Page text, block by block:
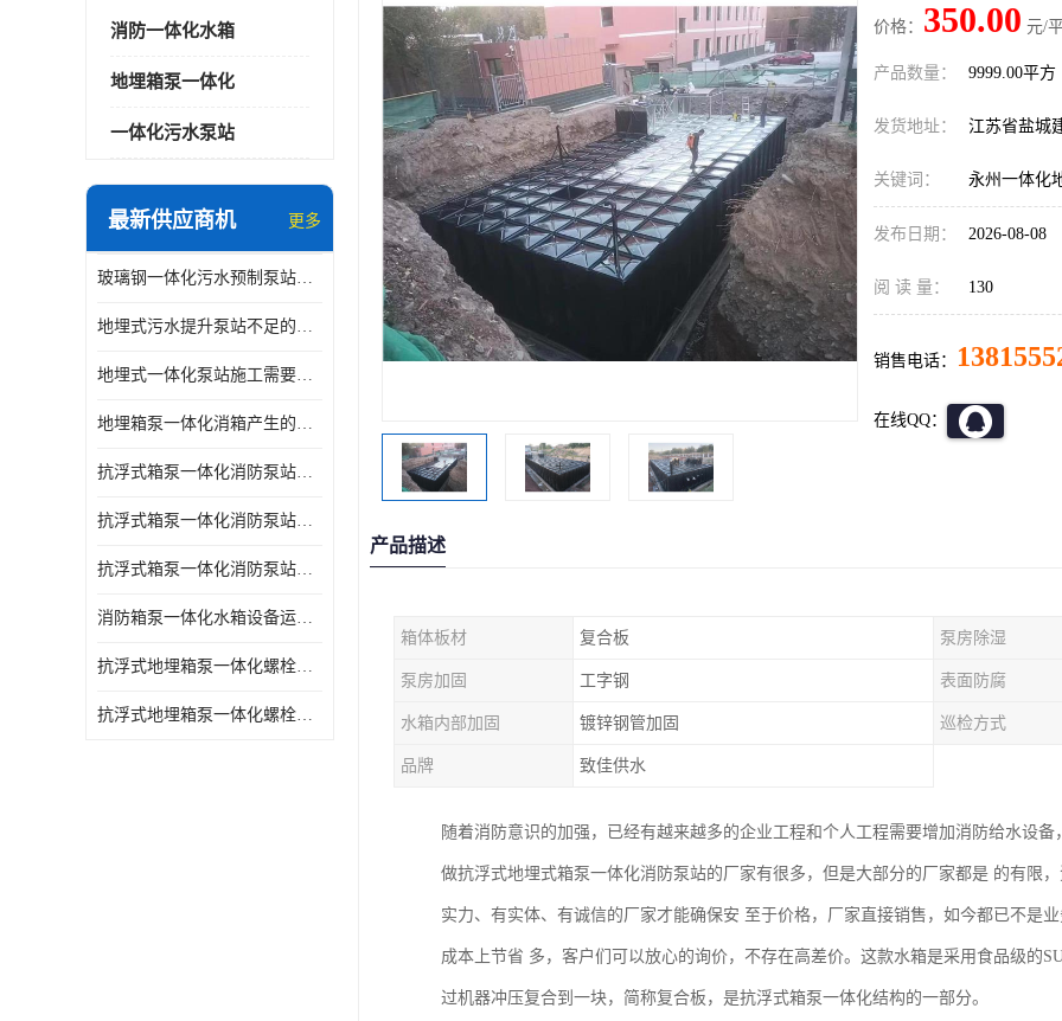
消防一体化水箱
地埋箱泵一体化
一体化污水泵站
最新供应商机 更多
玻璃钢一体化污水预制泵站与自耦底座怎么连接
地埋式污水提升泵站不足的原因
地埋式一体化泵站施工需要的环境特点
地埋箱泵一体化消箱产生的低频噪音怎样减少
抗浮式箱泵一体化消防泵站有哪些特点
抗浮式箱泵一体化消防泵站的应用场景
抗浮式箱泵一体化消防泵站的数据采集过程
消防箱泵一体化水箱设备运行过程中如护
抗浮式地埋箱泵一体化螺栓连接部分如何防止漏水、漏气呢
抗浮式地埋箱泵一体化螺栓连接部分
价格： 350.00 元/
产品数量： 9999.00平方
发货地址： 江苏省盐城
关键词： 永州一体化
发布日期： 2026-08-08
阅 读 量： 130
销售电话：
在线QQ：
产品描述
箱体板材 复合板 泵房除湿
泵房加固 工字钢 表面防腐
水箱内部加固 镀锌钢管加固 巡检方式
品牌 致佳供水
随着消防意识的加强，已经有越来越多的企业工程和个人工程需要增加消防给水设
做抗浮式地埋式箱泵一体化消防泵站的厂家有很多，但是大部分的厂家都是 的有限
实力、有实体、有诚信的厂家才能确保安 至于价格，厂家直接销售，如今都已不是
成本上节省 多，客户们可以放心的询价，不存在高差价。这款水箱是采用食品级的
过机器冲压复合到一块，简称复合板，是抗浮式箱泵一体化结构的一部分。